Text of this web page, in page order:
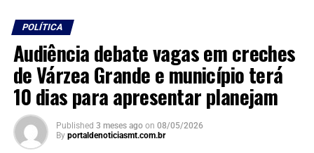
POLÍTICA
Audiência debate vagas em creches
de Várzea Grande e município terá
10 dias para apresentar planejam
Published 3 meses ago on 08/05/2026
By portaldenoticiasmt.com.br